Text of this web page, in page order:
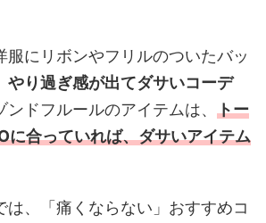
服にリボンやフリルのついたバッ
やり過ぎ感が出てダサいコーデ
ンドフルールのアイテムは、 トー
に合っていれば、ダサいアイテム
は、「痛くならない」おすすめコ